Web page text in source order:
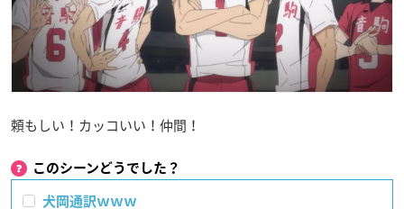
頼もしい！カッコいい！仲間！
このシーンどうでした？
犬岡通訳ｗｗｗ